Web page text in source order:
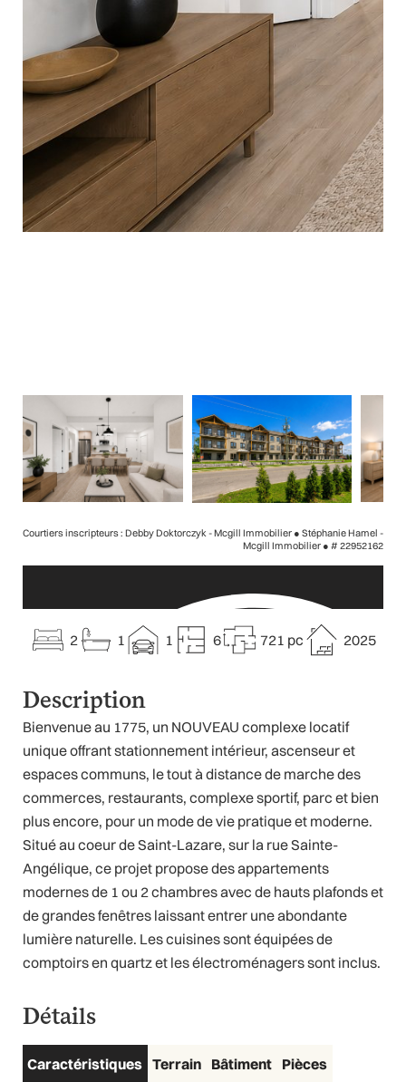
Courtiers inscripteurs : Debby Doktorczyk - Mcgill Immobilier ● Stéphanie Hamel -
Mcgill Immobilier ● # 22952162
Visite vidéo
2 1 1 6 721 pc 2025
Description
Bienvenue au 1775, un NOUVEAU complexe locatif
unique offrant stationnement intérieur, ascenseur et
espaces communs, le tout à distance de marche des
commerces, restaurants, complexe sportif, parc et bien
plus encore, pour un mode de vie pratique et moderne.
Situé au coeur de Saint-Lazare, sur la rue Sainte-
Angélique, ce projet propose des appartements
modernes de 1 ou 2 chambres avec de hauts plafonds et
de grandes fenêtres laissant entrer une abondante
lumière naturelle. Les cuisines sont équipées de
comptoirs en quartz et les électroménagers sont inclus.
Détails
Caractéristiques Terrain Bâtiment Pièces